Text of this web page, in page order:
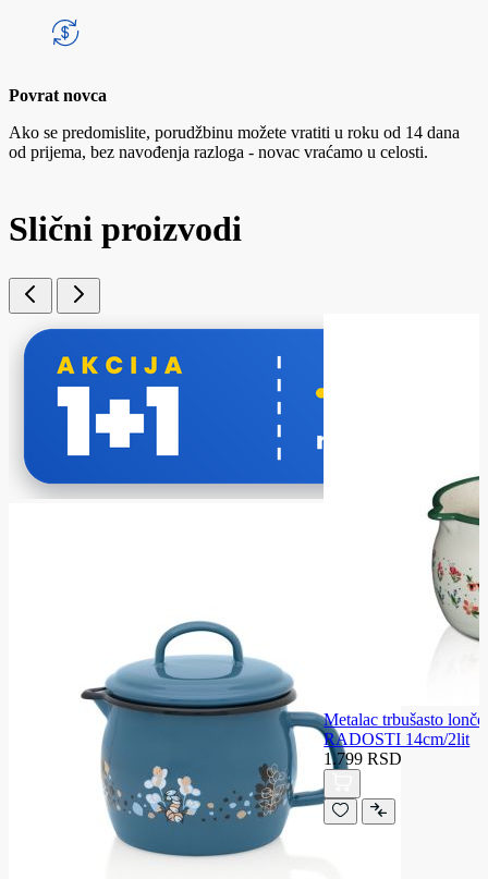
Povrat novca
Ako se predomislite, porudžbinu možete vratiti u roku od 14 dana
od prijema, bez navođenja razloga - novac vraćamo u celosti.
Slični proizvodi
Metalac trbušasto
RADOSTI 14cm/2lit
1.799 RSD